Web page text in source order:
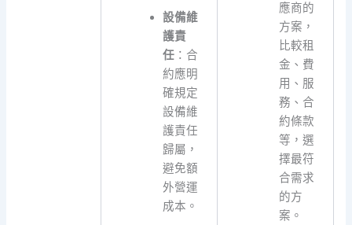
設備維
護責
任 ：合
約應明
確規定
設備維
護責任
歸屬，
避免額
外營運
成本。
應商的
方案，
比較租
金、費
用、服
務、合
約條款
等，選
擇最符
合需求
的方
案。